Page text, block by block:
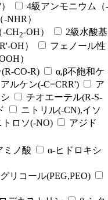
4級アンモニウム（-
NHR）
-CH2-OH）
2級水酸基
OH）
フェノール性
）
CO-R)
α,β不飽和ケ
アルケン(-C=CRR')
ア
チオエーテル(R-S-
ニトリル(-CN),イソ
トロソ(-NO)
アジド
ミノ酸
α-ヒドロキシ
リコール(PEG,PEO)